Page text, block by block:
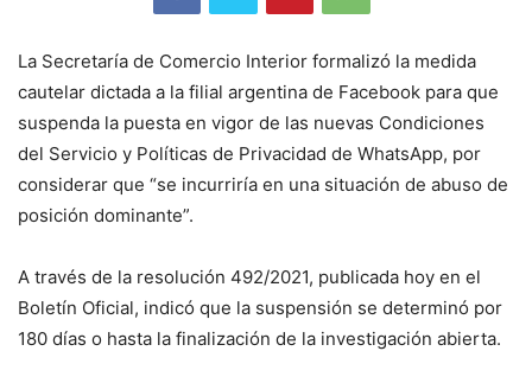
La Secretaría de Comercio Interior formalizó la medida
cautelar dictada a la filial argentina de Facebook para que
suspenda la puesta en vigor de las nuevas Condiciones
del Servicio y Políticas de Privacidad de WhatsApp, por
considerar que “se incurriría en una situación de abuso de
posición dominante”.
A través de la resolución 492/2021, publicada hoy en el
Boletín Oficial, indicó que la suspensión se determinó por
180 días o hasta la finalización de la investigación abierta.